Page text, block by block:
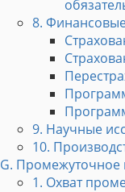
8.
9. Научные
10.
G. Промежуточное
1. Охват